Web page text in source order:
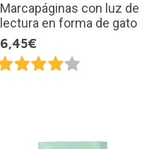
Marcapáginas con luz de
lectura en forma de gato
6,45€